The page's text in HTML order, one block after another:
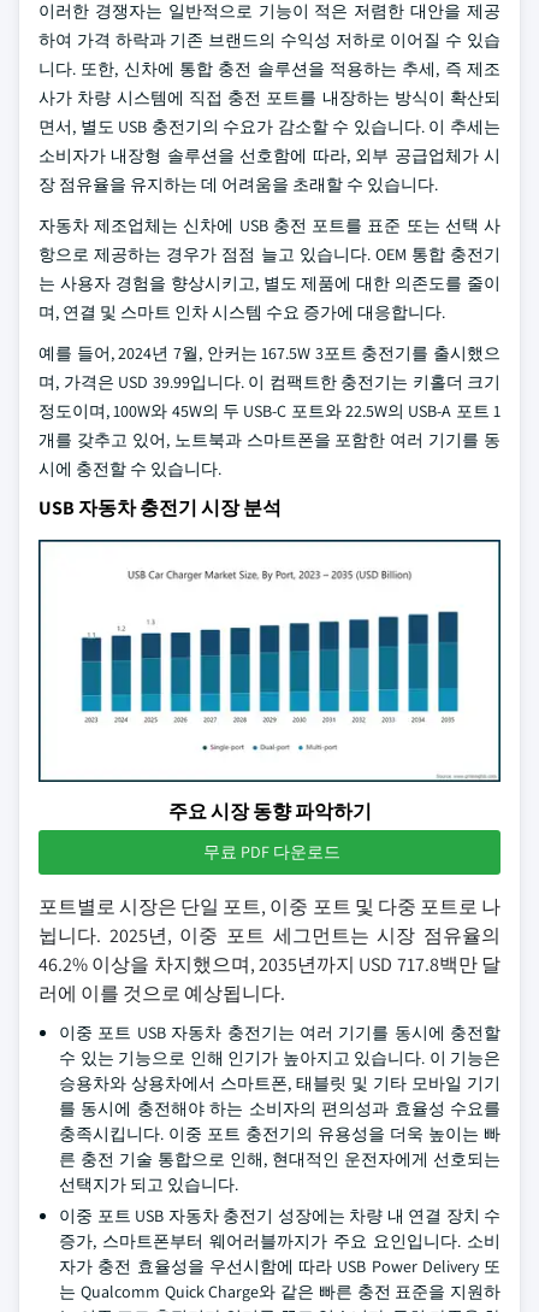
이러한 경쟁자는 일반적으로 기능이 적은 저렴한 대안을 제공
하여 가격 하락과 기존 브랜드의 수익성 저하로 이어질 수 있습
니다. 또한, 신차에 통합 충전 솔루션을 적용하는 추세, 즉 제조
사가 차량 시스템에 직접 충전 포트를 내장하는 방식이 확산되
면서, 별도 USB 충전기의 수요가 감소할 수 있습니다. 이 추세는
소비자가 내장형 솔루션을 선호함에 따라, 외부 공급업체가 시
장 점유율을 유지하는 데 어려움을 초래할 수 있습니다.
자동차 제조업체는 신차에 USB 충전 포트를 표준 또는 선택 사
항으로 제공하는 경우가 점점 늘고 있습니다. OEM 통합 충전기
는 사용자 경험을 향상시키고, 별도 제품에 대한 의존도를 줄이
며, 연결 및 스마트 인차 시스템 수요 증가에 대응합니다.
예를 들어, 2024년 7월, 안커는 167.5W 3포트 충전기를 출시했으
며, 가격은 USD 39.99입니다. 이 컴팩트한 충전기는 키홀더 크기
정도이며, 100W와 45W의 두 USB-C 포트와 22.5W의 USB-A 포트 1
개를 갖추고 있어, 노트북과 스마트폰을 포함한 여러 기기를 동
시에 충전할 수 있습니다.
USB 자동차 충전기 시장 분석
주요 시장 동향 파악하기
무료 PDF 다운로드
포트별로 시장은 단일 포트, 이중 포트 및 다중 포트로 나
뉩니다. 2025년, 이중 포트 세그먼트는 시장 점유율의
46.2% 이상을 차지했으며, 2035년까지 USD 717.8백만 달
러에 이를 것으로 예상됩니다.
이중 포트 USB 자동차 충전기는 여러 기기를 동시에 충전할
수 있는 기능으로 인해 인기가 높아지고 있습니다. 이 기능은
승용차와 상용차에서 스마트폰, 태블릿 및 기타 모바일 기기
를 동시에 충전해야 하는 소비자의 편의성과 효율성 수요를
충족시킵니다. 이중 포트 충전기의 유용성을 더욱 높이는 빠
른 충전 기술 통합으로 인해, 현대적인 운전자에게 선호되는
선택지가 되고 있습니다.
이중 포트 USB 자동차 충전기 성장에는 차량 내 연결 장치 수
증가, 스마트폰부터 웨어러블까지가 주요 요인입니다. 소비
자가 충전 효율성을 우선시함에 따라 USB Power Delivery 또
는 Qualcomm Quick Charge와 같은 빠른 충전 표준을 지원하